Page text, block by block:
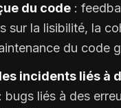
du code :
sur la lisibilité, la
du code
incidents liés à
: bugs liés à des